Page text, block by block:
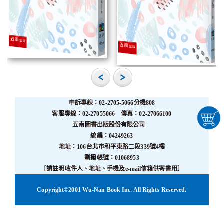
申訴專線：02-2705-5066分機808
客服專線：02-27055066 傳真：02-27066100
五南圖書出版股份有限公司
統編：04249263
地址：106台北市和平東路二段339號4樓
劃撥帳號：01068953
［請註明收件人、地址、手機及e-mail信箱供寄書用］
Copyright©2001 Wu-Nan Book Inc. All Rights Reserved.